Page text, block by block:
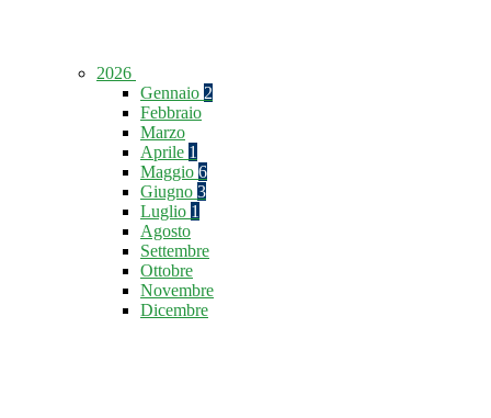
2026
Gennaio 2
Febbraio
Marzo
Aprile 1
Maggio 6
Giugno 3
Luglio 1
Agosto
Settembre
Ottobre
Novembre
Dicembre